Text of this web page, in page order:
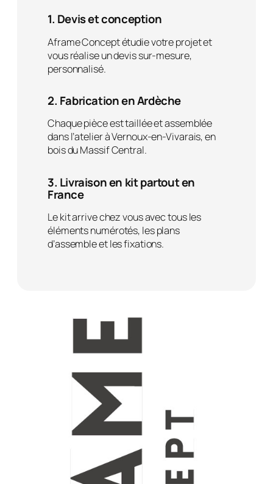
1. Devis et conception
Aframe Concept étudie votre projet et
vous réalise un devis sur-mesure,
personnalisé.
2. Fabrication en Ardèche
Chaque pièce est taillée et assemblée
dans l’atelier à Vernoux-en-Vivarais, en
bois du Massif Central.
3. Livraison en kit partout en
France
Le kit arrive chez vous avec tous les
éléments numérotés, les plans
d’assemble et les fixations.